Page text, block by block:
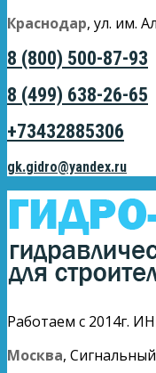
Краснодар, ул. им.
8 (800) 500-87-93
8 (499) 638-26-65
+73432885306
gk.gidro@yandex.ru
Работаем с 2014г.
Москва,